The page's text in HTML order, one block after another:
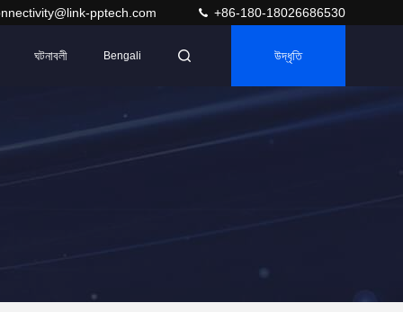
pptech.com +86-180-18026686530
ঘটনাবলী Bengali উদ্ধৃতি